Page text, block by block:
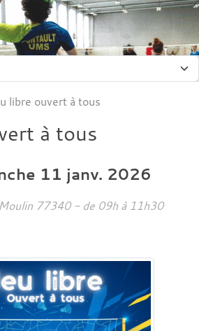
libre ouvert à tous
à tous
11 janv. 2026
77340 - de 09h à 11h30
cookies